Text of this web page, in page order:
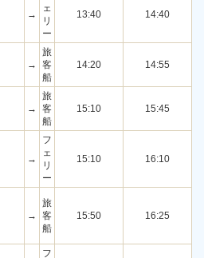
→
ェ
リ
ー
13:40 14:40
→
旅
客
船
14:20 14:55
→
旅
客
船
15:10 15:45
→
フ
ェ
リ
ー
15:10 16:10
→
旅
客
船
15:50 16:25
フ